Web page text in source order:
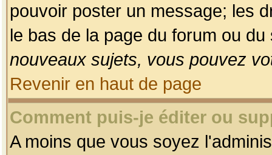
pouvoir poster un message; les
le bas de la page du forum ou
nouveaux sujets, vous pouvez
Revenir en haut de page
Comment puis-je éditer ou
A moins que vous soyez